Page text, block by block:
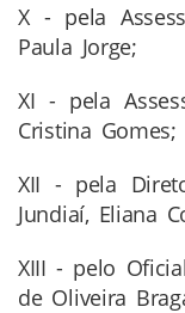
X - pela
Paula Jorge;
XI - pela
Cristina Gomes;
XII - pela
Jundiaí, Eliana
XIII - pelo
de Oliveira